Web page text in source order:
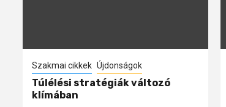
Szakmai cikkek Újdonságok
Túlélési stratégiák változó
klímában